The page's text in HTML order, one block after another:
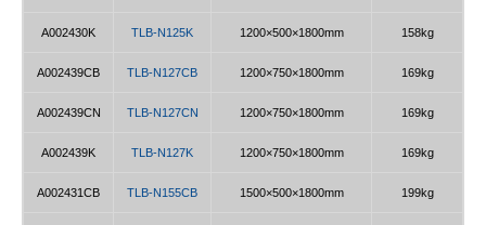
A002430K TLB-N125K 1200×500×1800mm 158kg
A002439CB TLB-N127CB 1200×750×1800mm 169kg
A002439CN TLB-N127CN 1200×750×1800mm 169kg
A002439K TLB-N127K 1200×750×1800mm 169kg
A002431CB TLB-N155CB 1500×500×1800mm 199kg